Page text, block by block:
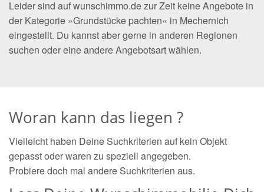
Leider sind auf wunschimmo.de zur Zeit keine Angebote in
der Kategorie »Grundstücke pachten« in Mechernich
eingestellt. Du kannst aber gerne in anderen Regionen
suchen oder eine andere Angebotsart wählen.
Woran kann das liegen ?
Vielleicht haben Deine Suchkriterien auf kein Objekt
gepasst oder waren zu speziell angegeben.
Probiere doch mal andere Suchkriterien aus.